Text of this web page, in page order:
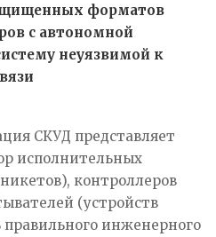
форматов
с автономной
неуязвимой к
СКУД представляет
исполнительных
контроллеров
(устройств
инженерного